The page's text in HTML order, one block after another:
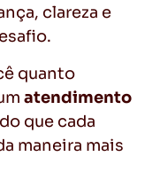
clareza e
quanto
atendimento
que cada
maneira mais